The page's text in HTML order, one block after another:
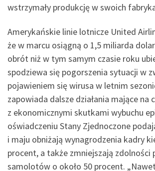
wstrzymały produkcję w swoich
Amerykańskie linie lotnicze United
że w marcu osiągną o 1,5 miliarda
obrót niż w tym samym czasie roku
spodziewa się pogorszenia sytuacji w
pojawieniem się wirusa w letnim
zapowiada dalsze działania mające na
z ekonomicznymi skutkami wybuchu
oświadczeniu Stany Zjednoczone
i maju obniżają wynagrodzenia kadry
procent, a także zmniejszają zdolności
samolotów o około 50 procent.